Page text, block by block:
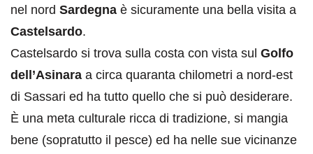
nel nord Sardegna è sicuramente una bella visita a
Castelsardo.
Castelsardo si trova sulla costa con vista sul Golfo
dell’Asinara a circa quaranta chilometri a nord-est
di Sassari ed ha tutto quello che si può desiderare.
È una meta culturale ricca di tradizione, si mangia
bene (sopratutto il pesce) ed ha nelle sue vicinanze